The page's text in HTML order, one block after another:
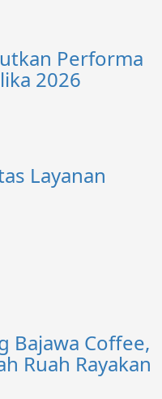
Performa
2026
Layanan
Bajawa Coffee,
Ruah Rayakan